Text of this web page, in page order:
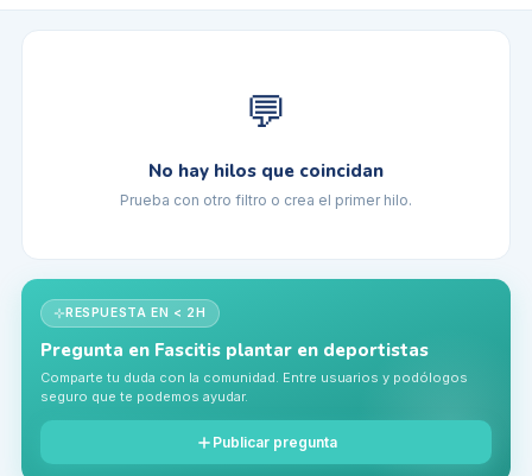
💬
No hay hilos que coincidan
Prueba con otro filtro o crea el primer hilo.
RESPUESTA EN < 2H
Pregunta en Fascitis plantar en deportistas
Comparte tu duda con la comunidad. Entre usuarios y podólogos
seguro que te podemos ayudar.
Publicar pregunta